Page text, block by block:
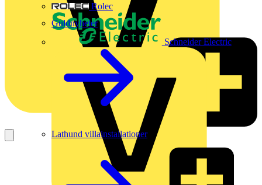
Rolec
Schneider Electric
Guldnyheter
Lathund villainstallationer